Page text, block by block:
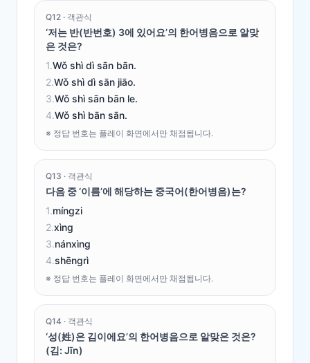
Q12 · 객관식
‘저는 반(반번호) 3에 있어요’의 한어병음으로 알맞
은 것은?
1.Wǒ shì dì sān bān.
2.Wǒ shì dì sān jiāo.
3.Wǒ shì sān bān le.
4.Wǒ shì bān sān.
※ 정답 번호는 플레이 화면에서만 채점됩니다.
Q13 · 객관식
다음 중 ‘이름’에 해당하는 중국어(한어병음)는?
1.míngzi
2.xìng
3.nánxìng
4.shēngrì
※ 정답 번호는 플레이 화면에서만 채점됩니다.
Q14 · 객관식
‘성(姓)은 김이에요’의 한어병음으로 알맞은 것은?
(김: Jīn)